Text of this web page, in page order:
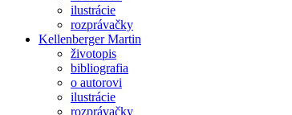
ilustrácie
rozprávačky
Kellenberger Martin
životopis
bibliografia
o autorovi
ilustrácie
rozprávačky